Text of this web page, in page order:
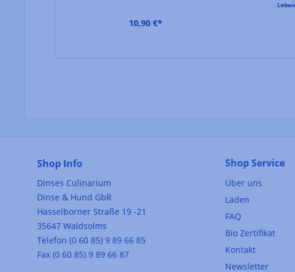
10,90 €*
Shop Info
Dinses Culinarium
Dinse & Hund GbR
Hasselborner Straße 19 -21
35647 Waldsolms
Telefon (0 60 85) 9 89 66 85
Fax (0 60 85) 9 89 66 87
Shop Service
Über uns
Laden
FAQ
Bio Zertifikat
Kontakt
Newsletter